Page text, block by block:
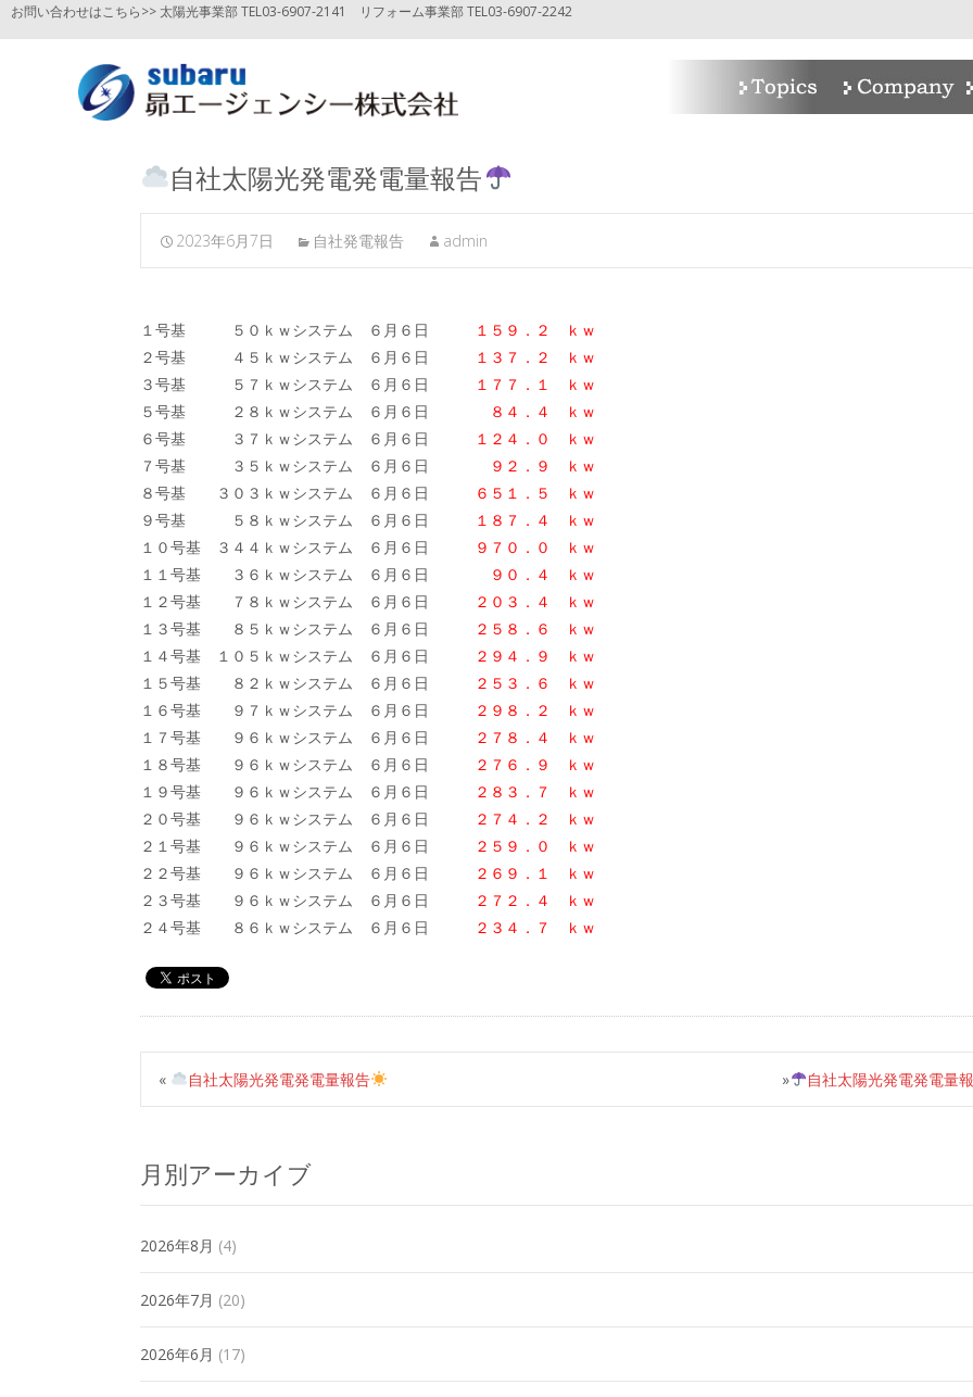
お問い合わせはこちら>> 太陽光事業部 TEL03-6907-2141 リフォーム事業部 TEL03-6907-2242
自社太陽光発電発電量報告
2023年6月7日 自社発電報告 admin
１号基 ５０ｋｗシステム ６月６日
１５９．２ ｋｗ
２号基 ４５ｋｗシステム ６月６日
１３７．２ ｋｗ
３号基 ５７ｋｗシステム ６月６日
１７７．１
ｋｗ
５号基 ２８ｋｗシステム ６月６日
８４．４ ｋｗ
６号基 ３７ｋｗシステム ６月６日
１２４．０
ｋｗ
７号基 ３５ｋｗシステム ６月６日
９２．９ ｋｗ
８号基 ３０３ｋｗシステム ６月６日
６５１．５ ｋｗ
９号基 ５８ｋｗシステム ６月６日
１８７．４ ｋｗ
１０号基 ３４４ｋｗシステム ６月６日
９７０．０ ｋｗ
１１号基 ３６ｋｗシステム ６月６日
９０．４ ｋｗ
１２号基 ７８ｋｗシステム ６月６日
２０３．４ ｋｗ
１３号基 ８５ｋｗシステム ６月６日
２５８．６ ｋｗ
１４号基 １０５ｋｗシステム ６月６日
２９４．９ ｋｗ
１５号基 ８２ｋｗシステム ６月６日
２５３．６
ｋｗ
１６号基 ９７ｋｗシステム ６月６日
２９８．２ ｋｗ
１７号基 ９６ｋｗシステム ６月６日
２７８．４ ｋｗ
１８号基 ９６ｋｗシステム ６月６日
２７６．９ ｋｗ
１９号基 ９６ｋｗシステム ６月６日
２８３．７
ｋｗ
２０号基 ９６ｋｗシステム ６月６日
２７４．２ ｋｗ
２１号基 ９６ｋｗシステム ６月６日
２５９．０ ｋｗ
２２号基 ９６ｋｗシステム ６月６日
２６９．１ ｋｗ
２３号基 ９６ｋｗシステム ６月６日
２７２．４ ｋｗ
２４号基 ８６ｋｗシステム ６月６日
２３４．７ ｋｗ
« 自社太陽光発電発電量報告 自社太陽光発電発電量
»
月別アーカイブ
2026年8月 (4)
2026年7月 (20)
2026年6月 (17)